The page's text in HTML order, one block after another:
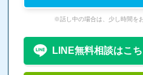
※話し中の場合は、少し時間を
LINE無料相談はこ